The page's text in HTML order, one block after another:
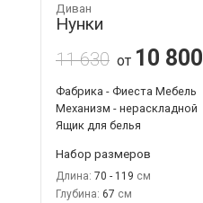
Диван
Нунки
11 630 от 10 800
Фабрика - Фиеста Мебель
Механизм - нераскладной
Ящик для белья
Набор размеров
Длина: 70 - 119
Глубина: 67